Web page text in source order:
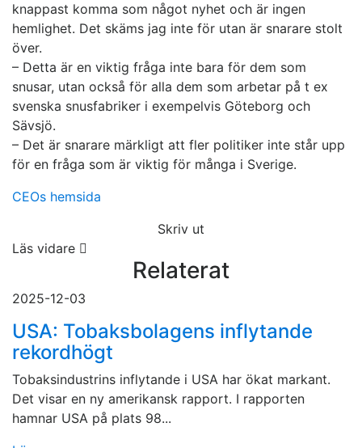
knappast komma som något nyhet och är ingen
hemlighet. Det skäms jag inte för utan är snarare stolt
över.
– Detta är en viktig fråga inte bara för dem som
snusar, utan också för alla dem som arbetar på t ex
svenska snusfabriker i exempelvis Göteborg och
Sävsjö.
– Det är snarare märkligt att fler politiker inte står upp
för en fråga som är viktig för många i Sverige.
CEOs hemsida
Skriv ut
Läs vidare
Relaterat
2025-12-03
USA: Tobaksbolagens inflytande
rekordhögt
Tobaksindustrins inflytande i USA har ökat markant.
Det visar en ny amerikansk rapport. I rapporten
hamnar USA på plats 98...